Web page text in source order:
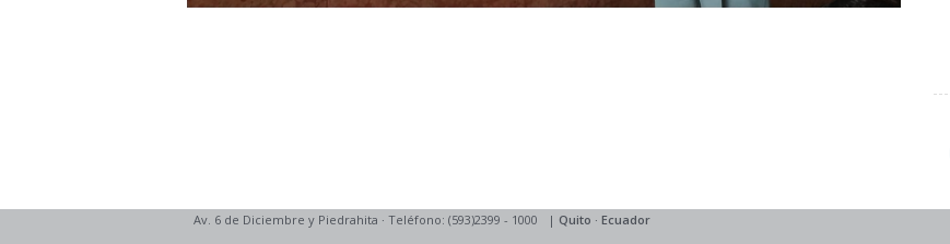
Av. 6 de Diciembre y Piedrahita · Teléfono: (593)2399 - 1000 | Quito · Ecuador